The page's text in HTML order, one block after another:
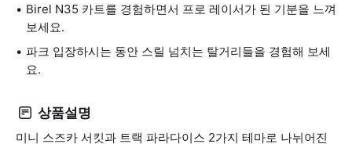
Birel N35 카트를 경험하면서 프로 레이서가 된 기분을 느껴
보세요.
파크 입장하시는 동안 스릴 넘치는 탈거리들을 경험해 보세
요.
상품설명
미니 스즈카 서킷과 트랙 파라다이스 2가지 테마로 나뉘어진